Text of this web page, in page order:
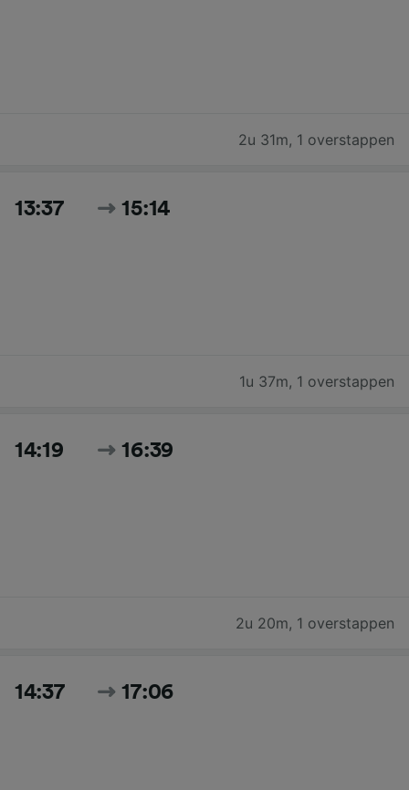
2u 31m, 1 overstappen
13:37 15:14
1u 37m, 1 overstappen
14:19 16:39
2u 20m, 1 overstappen
14:37 17:06